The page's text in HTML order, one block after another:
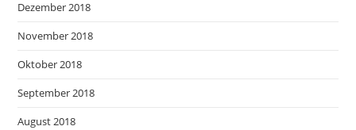
Dezember 2018
November 2018
Oktober 2018
September 2018
August 2018